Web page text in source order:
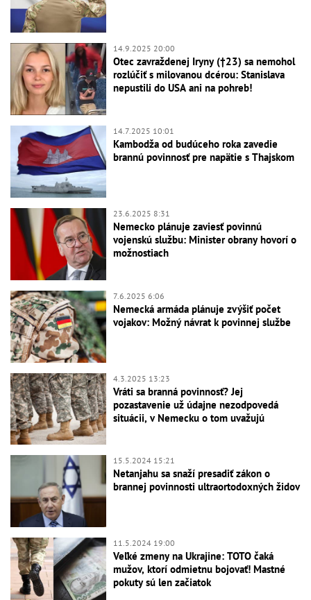
14.9.2025 20:00
Otec zavraždenej Iryny (†23) sa nemohol
rozlúčiť s milovanou dcérou: Stanislava
nepustili do USA ani na pohreb!
14.7.2025 10:01
Kambodža od budúceho roka zavedie
brannú povinnosť pre napätie s Thajskom
23.6.2025 8:31
Nemecko plánuje zaviesť povinnú
vojenskú službu: Minister obrany hovorí o
možnostiach
7.6.2025 6:06
Nemecká armáda plánuje zvýšiť počet
vojakov: Možný návrat k povinnej službe
4.3.2025 13:23
Vráti sa branná povinnosť? Jej
pozastavenie už údajne nezodpovedá
situácii, v Nemecku o tom uvažujú
15.5.2024 15:21
Netanjahu sa snaží presadiť zákon o
brannej povinnosti ultraortodoxných židov
11.5.2024 19:00
Veľké zmeny na Ukrajine: TOTO čaká
mužov, ktorí odmietnu bojovať! Mastné
pokuty sú len začiatok